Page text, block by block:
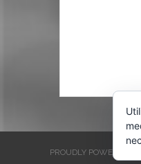
PROUDLY POWERED BY